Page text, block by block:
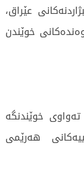
عێراق،
خوێندن
خوێندنگە
هەرێمی